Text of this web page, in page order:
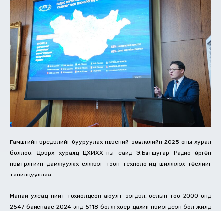
Гамшгийн эрсдэлийг бууруулах үндэсний зөвлөлийн 2025 оны хурал
боллоо. Дээрх хуралд ЦХИХХ-ны сайд Э.Батшугар Радио өргөн
нэвтрүүлгийн дамжуулах сүлжээг тоон технологид шилжүүлэх төслийг
танилцууллаа.
Манай улсад нийт тохиолдсон аюулт үзэгдэл, ослын тоо 2000 онд
2547 байснаас 2024 онд 5118 болж хоёр дахин нэмэгдсэн бол жилд